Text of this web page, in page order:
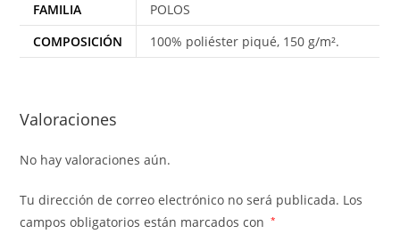
FAMILIA
POLOS
COMPOSICIÓN
100% poliéster piqué, 150 g/m².
Valoraciones
No hay valoraciones aún.
Tu dirección de correo electrónico no será publicada. Los
campos obligatorios están marcados con
*